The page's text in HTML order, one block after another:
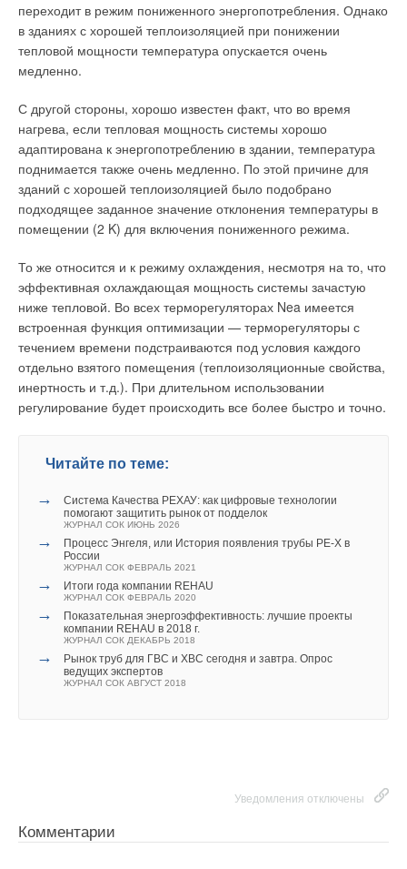
переходит в режим пониженного энергопотребления. Однако
в зданиях с хорошей теплоизоляцией при понижении
тепловой мощности температура опускается очень
медленно.
С другой стороны, хорошо известен факт, что во время
нагрева, если тепловая мощность системы хорошо
адаптирована к энергопотреблению в здании, температура
поднимается также очень медленно. По этой причине для
зданий с хорошей теплоизоляцией было подобрано
подходящее заданное значение отклонения температуры в
помещении (2 K) для включения пониженного режима.
То же относится и к режиму охлаждения, несмотря на то, что
эффективная охлаждающая мощность системы зачастую
ниже тепловой. Во всех терморегуляторах Nea имеется
встроенная функция оптимизации — терморегуляторы с
течением времени подстраиваются под условия каждого
отдельно взятого помещения (теплоизоляционные свойства,
инертность и т.д.). При длительном использовании
регулирование будет происходить все более быстро и точно.
Читайте по теме:
→
Система Качества РЕХАУ: как цифровые технологии
помогают защитить рынок от подделок
ЖУРНАЛ СОК ИЮНЬ 2026
→
Процесс Энгеля, или История появления трубы PE‑X в
России
ЖУРНАЛ СОК ФЕВРАЛЬ 2021
→ Итоги года компании REHAU
ЖУРНАЛ СОК ФЕВРАЛЬ 2020
→
Показательная энергоэффективность: лучшие проекты
компании REHAU в 2018 г.
ЖУРНАЛ СОК ДЕКАБРЬ 2018
→
Рынок труб для ГВС и ХВС сегодня и завтра. Опрос
ведущих экспертов
ЖУРНАЛ СОК АВГУСТ 2018
Уведомления отключены
Комментарии